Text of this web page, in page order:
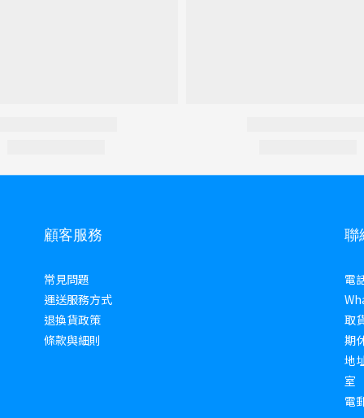
顧客服務
常見問題
運送服務方式
退換貨政策
條款與細則
聯
電
取
期
地
室
電